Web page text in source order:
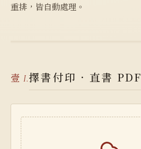
重排，皆自動處理。
壹 I.擇書付印 · 直書 PDF